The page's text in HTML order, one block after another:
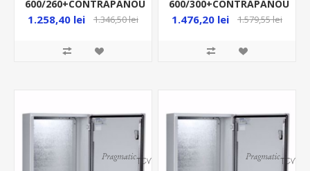
600/260+CONTRAPANOU
IP66 MAS1006026R5
1.258,40 lei 1.346,50 lei
600/300+CONTRAPANOU
IP66 MAS1006030R5
1.476,20 lei 1.579,55 lei